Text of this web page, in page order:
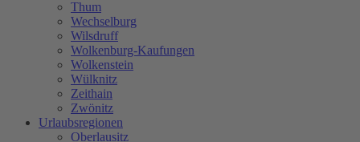
Thum
Wechselburg
Wilsdruff
Wolkenburg-Kaufungen
Wolkenstein
Wülknitz
Zeithain
Zwönitz
Urlaubsregionen
Oberlausitz